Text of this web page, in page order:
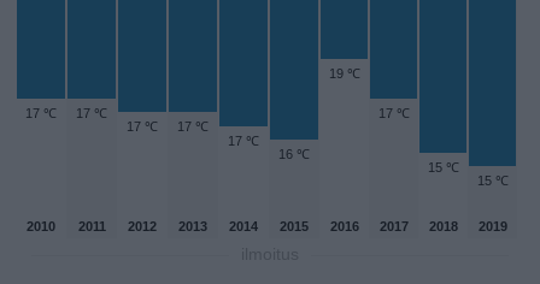
17 ℃ 17 ℃
17 ℃ 17 ℃
17 ℃
16 ℃
19 ℃
17 ℃
15 ℃
15 ℃
2010 2011 2012 2013 2014 2015 2016 2017 2018 2019